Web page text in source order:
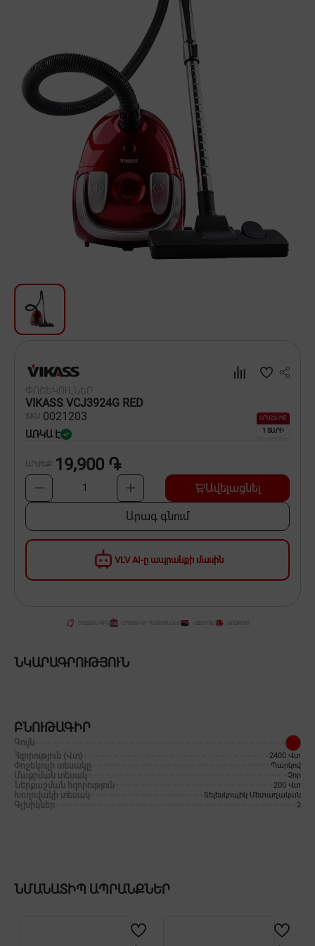
Գեղեցկություն և խնամք
Ավտոմեքենաների աուդիոտեխնիկա
Գործիքներ
Սանկերամիկա
Տուն և այգի
Տեքստիլ
Սպասք
Ինքնագնացներ և ինքնագլորներ
VLV AI-ը ապրանքի մասին
ՓՈՇԵԿՈՒԼՆԵՐ
VIKASS VCJ3924G RED
SKU 0021203
ԱՌԿԱ Է
ԵՐԱՇԽԻՔ
1 ՏԱՐԻ
ԱՐԺԵՔ 19,900 ֏
1 Ավելացնել
Արագ գնում
ՎՃԱՐՈՒՄ
ՆԿԱՐԱԳՐՈՒԹՅՈՒՆ
ԲՆՈՒԹԱԳԻՐ
Գույն
Հզորություն (Վտ)
2400 Վտ
Փոշեկուլի տեսակը Պարկով
Մաքրման տեսակ Չոր
Ներքաշման հզորություն 200 Վտ
Խողովակի տեսակ Տելեսկոպիկ Մետաղական
Գլխիկներ 2
ՆՄԱՆԱՏԻՊ ԱՊՐԱՆՔՆԵՐ